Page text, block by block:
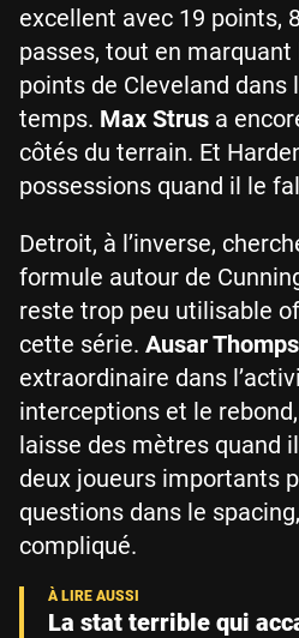
excellent avec 19 points,
passes, tout en
points de Cleveland
temps. Max Strus a
côtés du terrain. Et
possessions quand il le
Detroit, à l’inverse,
formule autour de
reste trop peu utilisable
cette série. Ausar
extraordinaire dans
interceptions et le
laisse des mètres quand
deux joueurs importants
questions dans le
compliqué.
La stat terrible qui